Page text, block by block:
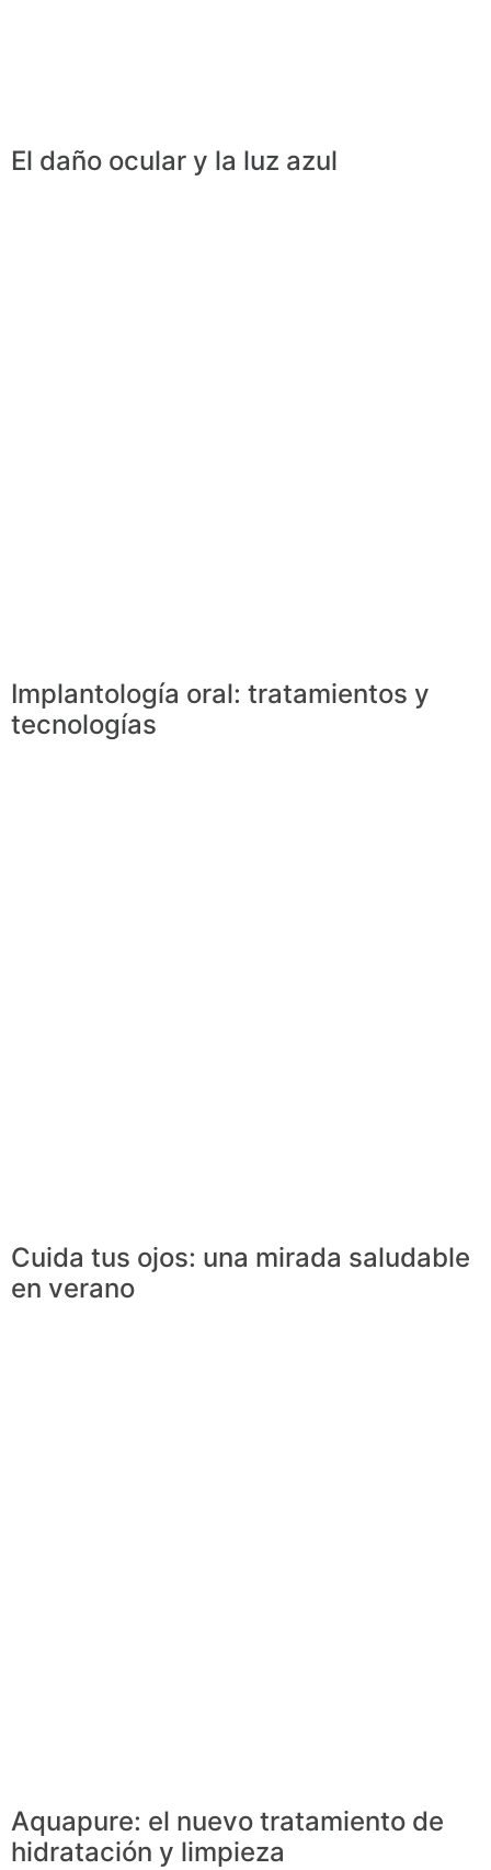
El daño ocular y la luz azul
Implantología oral: tratamientos y
tecnologías
Cuida tus ojos: una mirada saludable
en verano
Aquapure: el nuevo tratamiento de
hidratación y limpieza